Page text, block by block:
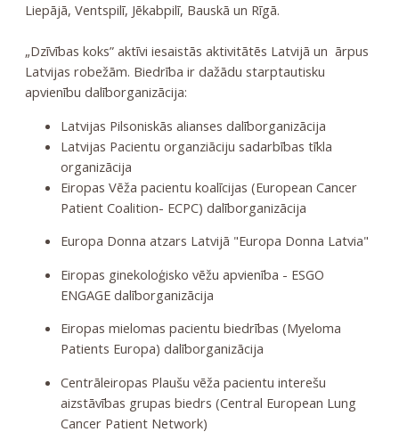
Liepājā, Ventspilī, Jēkabpilī, Bauskā un Rīgā.
„Dzīvības koks” aktīvi iesaistās aktivitātēs Latvijā un ārpus
Latvijas robežām. Biedrība ir dažādu starptautisku
apvienību dalīborganizācija:
Latvijas Pilsoniskās alianses dalīborganizācija
Latvijas Pacientu organziāciju sadarbības tīkla
organizācija
Eiropas Vēža pacientu koalīcijas (European Cancer
Patient Coalition- ECPC) dalīborganizācija
Europa Donna atzars Latvijā "Europa Donna Latvia"
Eiropas ginekoloģisko vēžu apvienība - ESGO
ENGAGE dalīborganizācija
Eiropas mielomas pacientu biedrības (Myeloma
Patients Europa) dalīborganizācija
Centrāleiropas Plaušu vēža pacientu interešu
aizstāvības grupas biedrs (Central European Lung
Cancer Patient Network)